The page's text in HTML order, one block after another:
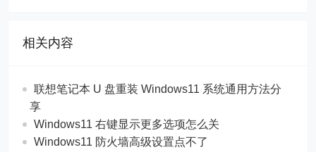
相关内容
联想笔记本 U 盘重装 Windows11 系统通用方法分
享
Windows11 右键显示更多选项怎么关
Windows11 防火墙高级设置点不了